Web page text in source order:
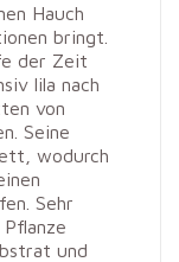
Hauch
bringt.
der Zeit
lila nach
von
Seine
wodurch
Sehr
und